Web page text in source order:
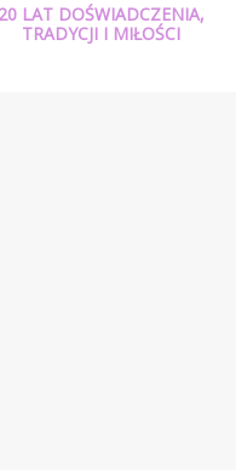
20 LAT DOŚWIADCZENIA,
TRADYCJI I MIŁOŚCI